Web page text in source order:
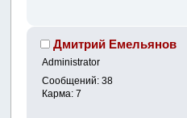
Дмитрий Емельянов
Administrator
Сообщений: 38
Карма: 7